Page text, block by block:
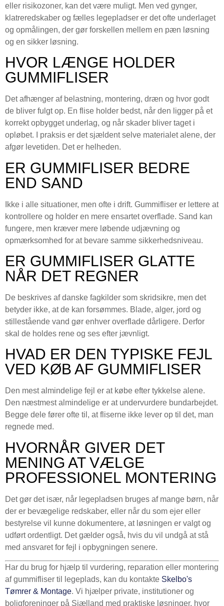
eller risikozoner, kan det være muligt. Men ved gynger,
klatreredskaber og fælles legepladser er det ofte underlaget
og opmålingen, der gør forskellen mellem en pæn løsning
og en sikker løsning.
HVOR LÆNGE HOLDER
GUMMIFLISER
Det afhænger af belastning, montering, dræn og hvor godt
de bliver fulgt op. En flise holder bedst, når den ligger på et
korrekt opbygget underlag, og når skader bliver taget i
opløbet. I praksis er det sjældent selve materialet alene, der
afgør levetiden. Det er helheden.
ER GUMMIFLISER BEDRE
END SAND
Ikke i alle situationer, men ofte i drift. Gummifliser er lettere at
kontrollere og holder en mere ensartet overflade. Sand kan
fungere, men kræver mere løbende udjævning og
opmærksomhed for at bevare samme sikkerhedsniveau.
ER GUMMIFLISER GLATTE
NÅR DET REGNER
De beskrives af danske fagkilder som skridsikre, men det
betyder ikke, at de kan forsømmes. Blade, alger, jord og
stillestående vand gør enhver overflade dårligere. Derfor
skal de holdes rene og ses efter jævnligt.
HVAD ER DEN TYPISKE FEJL
VED KØB AF GUMMIFLISER
Den mest almindelige fejl er at købe efter tykkelse alene.
Den næstmest almindelige er at undervurdere bundarbejdet.
Begge dele fører ofte til, at fliserne ikke lever op til det, man
regnede med.
HVORNÅR GIVER DET
MENING AT VÆLGE
PROFESSIONEL MONTERING
Det gør det især, når legepladsen bruges af mange børn, når
der er bevægelige redskaber, eller når du som ejer eller
bestyrelse vil kunne dokumentere, at løsningen er valgt og
udført ordentligt. Det gælder også, hvis du vil undgå at stå
med ansvaret for fejl i opbygningen senere.
Har du brug for hjælp til vurdering, reparation eller montering
af gummifliser til legeplads, kan du kontakte Skelbo's
Tømrer & Montage. Vi hjælper private, institutioner og
boligforeninger på Sjælland med praktiske løsninger, hvor